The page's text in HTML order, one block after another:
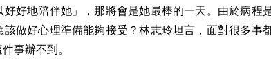
好地陪伴她」，那將會是她最棒的一天。由於病程
做好心理準備能夠接受？林志玲坦言，面對很多事
事辦不到。